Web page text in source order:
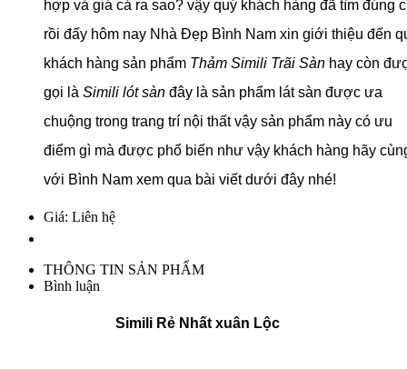
hợp và giá cả ra sao? vậy quý khách hàng đã tìm đúng
rồi đấy hôm nay Nhà Đẹp Bình Nam xin giới thiệu đến
khách hàng sản phẩm Thảm Simili Trãi Sàn hay còn
gọi là Simili lót sàn đây là sản phẩm lát sàn được ưa
chuộng trong trang trí nội thất vậy sản phẩm này có ưu
điểm gì mà được phổ biến như vậy khách hàng hãy
với Bình Nam xem qua bài viết dưới đây nhé!
Giá: Liên hệ
THÔNG TIN SẢN PHẨM
Bình luận
Simili Rẻ Nhất xuân Lộc